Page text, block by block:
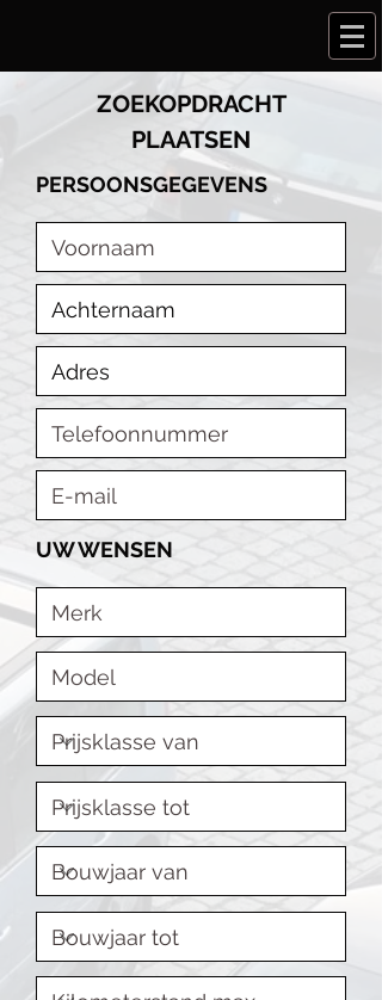
ZOEKOPDRACHT
PLAATSEN
PERSOONSGEGEVENS
UW WENSEN